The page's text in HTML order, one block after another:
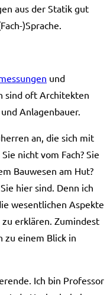
aus der Statik gut
)Sprache.
und
sind oft Architekten
Anlagenbauer.
an, die sich mit
nicht vom Fach? Sie
Bauwesen am Hut?
hier sind. Denn ich
wesentlichen Aspekte
erklären. Zumindest
zu einem Blick in
Ich bin Professor